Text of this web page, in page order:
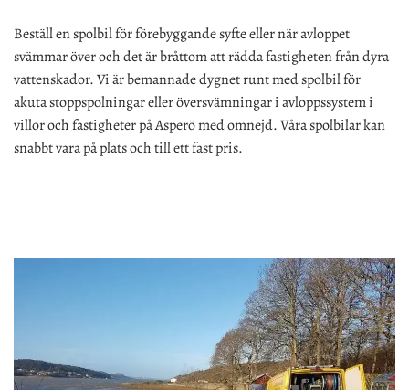
Beställ en spolbil för förebyggande syfte eller när avloppet
svämmar över och det är bråttom att rädda fastigheten från dyra
vattenskador. Vi är bemannade dygnet runt med spolbil för
akuta stoppspolningar eller översvämningar i avloppssystem i
villor och fastigheter på Asperö med omnejd.Våra spolbilar kan
snabbt vara på plats och till ett fast pris.